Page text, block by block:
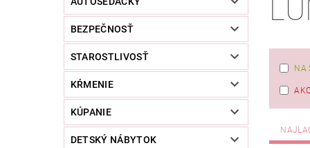
NOVINKY
BEZPEČNOSŤ
STAROSTLIVOSŤ
KŔMENIE
KÚPANIE
DETSKÝ NÁBYTOK
NA